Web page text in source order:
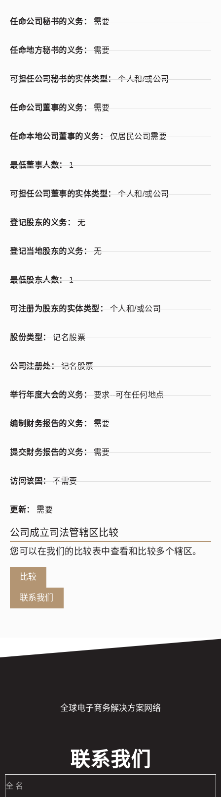
任命公司秘书的义务：需要
任命地方秘书的义务：需要
可担任公司秘书的实体类型：个人和/或公司
任命公司董事的义务：需要
任命本地公司董事的义务：仅居民公司需要
最低董事人数：1
可担任公司董事的实体类型：个人和/或公司
登记股东的义务：无
登记当地股东的义务：无
最低股东人数：1
可注册为股东的实体类型：个人和/或公司
股份类型：记名股票
公司注册处：记名股票
举行年度大会的义务：要求--可在任何地点
编制财务报告的义务：需要
提交财务报告的义务：需要
访问该国：不需要
更新： 需要
公司成立司法管辖区比较
您可以在我们的比较表中查看和比较多个辖区。
比较
联系我们
全球电子商务解决方案网络
联系我们